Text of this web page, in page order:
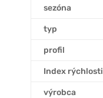
sezóna
typ
profil
Index rýchlosti
výrobca